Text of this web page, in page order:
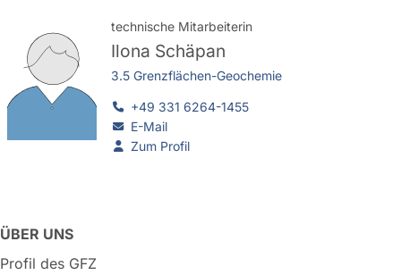
technische Mitarbeiterin
Ilona Schäpan
3.5 Grenzflächen-Geochemie
+49 331 6264-1455
E-Mail
Zum Profil
ÜBER UNS
Profil des GFZ